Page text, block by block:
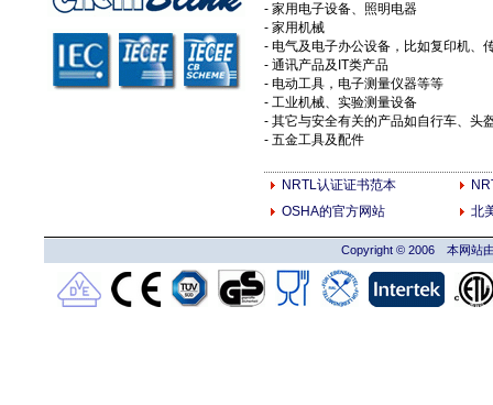
- 家用电子设备、照明电器
- 家用机械
- 电气及电子办公设备，比如复印机、
- 通讯产品及IT类产品
- 电动工具，电子测量仪器等等
- 工业机械、实验测量设备
- 其它与安全有关的产品如自行车、头
- 五金工具及配件
NRTL认证证书范本
OSHA的官方网站
北
Copyright © 2006 本网站